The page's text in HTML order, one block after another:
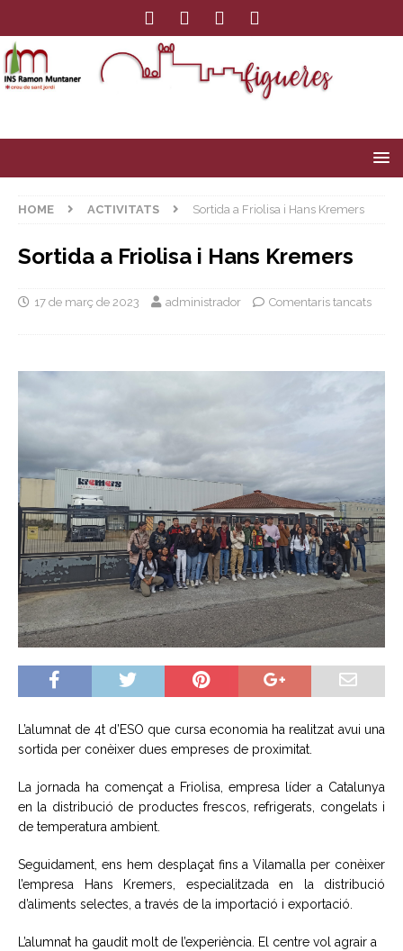
HOME ACTIVITATS Sortida a Friolisa i Hans Kremers
Sortida a Friolisa i Hans Kremers
17 de març de 2023 administrador Comentaris tancats
L’alumnat de 4t d’ESO que cursa economia ha realitzat avui una
sortida per conèixer dues empreses de proximitat.
La jornada ha començat a Friolisa , empresa líder a Catalunya
en la distribució de productes frescos, refrigerats, congelats i
de temperatura ambient.
Seguidament, ens hem desplaçat fins a Vilamalla per conèixer
l’empresa Hans
Kremers , especialitzada en la distribució
d’aliments selectes, a través de la importació i exportació.
L’alumnat ha gaudit molt de l’experiència. El centre vol agrair a